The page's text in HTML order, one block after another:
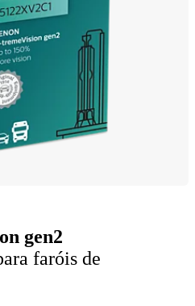
gen2
faróis de